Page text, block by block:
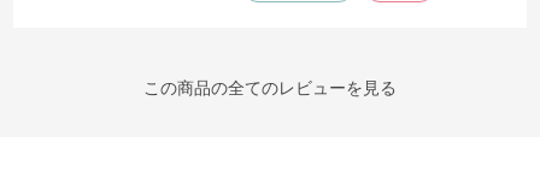
この商品の全てのレビューを見る